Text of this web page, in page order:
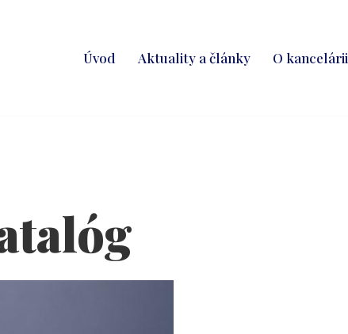
Úvod Aktuality a články O kancelárii